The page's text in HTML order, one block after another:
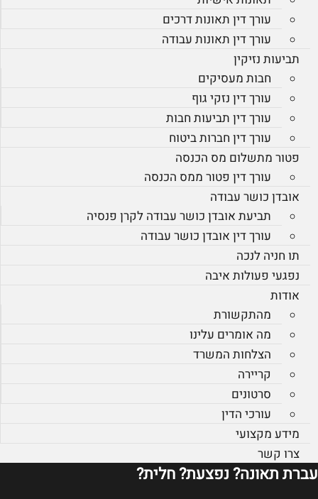
עורך דין תאונות דרכים
עורך דין תאונות עבודה
תביעות נזיקין
חבות מעסיקים
עורך דין נזקי גוף
עורך דין תביעות חבות
עורך דין חברות ביטוח
פטור מתשלום מס הכנסה
עורך דין פטור ממס הכנסה
אובדן כושר עבודה
תביעת אובדן כושר עבודה לקרן פנסיה
עורך דין אובדן כושר עבודה
תו חניה לנכה
נפגעי פעולות איבה
אודות
מהתקשורת
מה אומרים עלינו
הצלחות המשרד
קריירה
סרטונים
עורכי הדין
מידע מקצועי
צרו קשר
עברת תאונה? נפצעת? חלית?​